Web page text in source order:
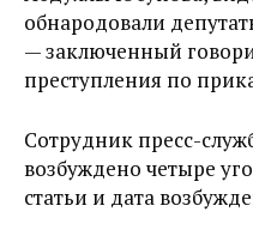
обнародовали
— заключенный
преступления по
Сотрудник пресс-
возбуждено четыре
статьи и дата